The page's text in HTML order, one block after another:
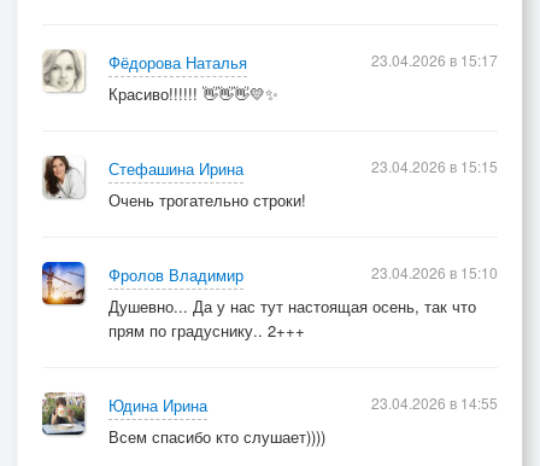
Фёдорова Наталья
Красиво!!!!!! 👋👋👋💛✨
23.04.2026 в 15:17
Стефашина Ирина
Очень трогательно строки!
23.04.2026 в 15:15
Фролов Владимир
Душевно... Да у нас тут настоящая осень, так что
прям по градуснику.. 2+++
23.04.2026 в 15:10
Юдина Ирина
Всем спасибо кто слушает))))
23.04.2026 в 14:55